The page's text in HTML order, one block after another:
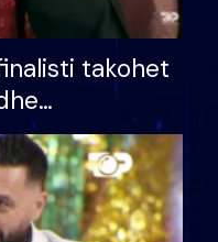
takohet
ndonjë letër